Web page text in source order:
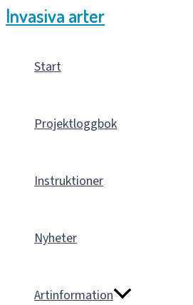
Hoppa
Invasiva arter
Start
Projektloggbok
Instruktioner
Nyheter
Artinformation